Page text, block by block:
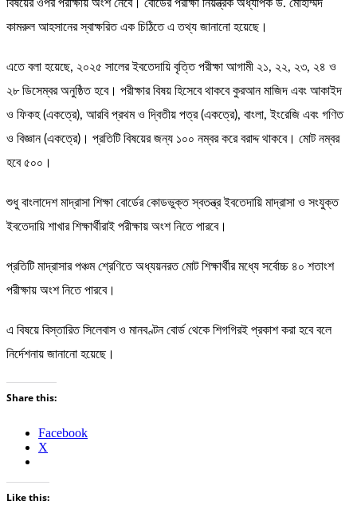
বিষয়ের ওপর পরীক্ষায় অংশ নেবে। বোর্ডের পরীক্ষা নিয়ন্ত্রক অধ্যাপক ড. মোহাম্মদ
কামরুল আহসানের স্বাক্ষরিত এক চিঠিতে এ তথ্য জানানো হয়েছে।
এতে বলা হয়েছে, ২০২৫ সালের ইবতেদায়ি বৃত্তি পরীক্ষা আগামী ২১, ২২, ২৩, ২৪ ও
২৮ ডিসেম্বর অনুষ্ঠিত হবে। পরীক্ষার বিষয় হিসেবে থাকবে কুরআন মাজিদ এবং আকাইদ
ও ফিকহ (একত্রে), আরবি প্রথম ও দ্বিতীয় পত্র (একত্রে), বাংলা, ইংরেজি এবং গণিত
ও বিজ্ঞান (একত্রে)। প্রতিটি বিষয়ের জন্য ১০০ নম্বর করে বরাদ্দ থাকবে। মোট নম্বর
হবে ৫০০।
শুধু বাংলাদেশ মাদ্রাসা শিক্ষা বোর্ডের কোডভুক্ত স্বতন্ত্র ইবতেদায়ি মাদ্রাসা ও সংযুক্ত
ইবতেদায়ি শাখার শিক্ষার্থীরাই পরীক্ষায় অংশ নিতে পারবে।
প্রতিটি মাদ্রাসার পঞ্চম শ্রেণিতে অধ্যয়নরত মোট শিক্ষার্থীর মধ্যে সর্বোচ্চ ৪০ শতাংশ
পরীক্ষায় অংশ নিতে পারবে।
এ বিষয়ে বিস্তারিত সিলেবাস ও মানবণ্টন বোর্ড থেকে শিগগিরই প্রকাশ করা হবে বলে
নির্দেশনায় জানানো হয়েছে।
Share this:
Facebook
X
Like this: